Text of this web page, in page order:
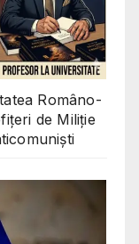
Româno-
de Miliție